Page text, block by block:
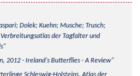
Dolek; Kuehn; Musche; Trusch;
der Tagfalter und
2012 - Ireland's Butterflies - A Review